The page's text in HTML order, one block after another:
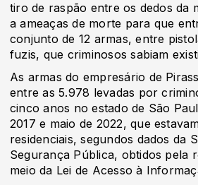
tiro de raspão entre os dedos da
a ameaças de morte para que
conjunto de 12 armas, entre
fuzis, que criminosos sabiam
As armas do empresário de
entre as 5.978 levadas por
cinco anos no estado de São
2017 e maio de 2022, que
residenciais, segundos dados da
Segurança Pública, obtidos pela
meio da Lei de Acesso à